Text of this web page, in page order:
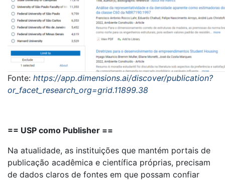
Fonte: https://app.dimensions.ai/discover/publication?
or_facet_research_org=grid.11899.38
== USP como Publisher ==
Na atualidade, as instituições que mantém portais de
publicação acadêmica e científica próprias, precisam
de dados claros de fontes em que possam confiar